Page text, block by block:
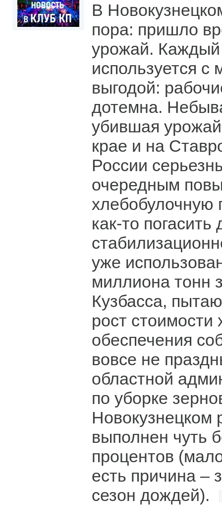
В
пора: пришло
урожай.
используется с
выгодой:
дотемна.
убившая
крае и на
России
очередным
хлебобулочную
как-то
уже
миллиона тонн
Кузбасса,
рост стоимости
обеспечения
вовсе не
областной
по уборке
Новокузнецком
выполнен чуть
процентов
есть причина –
сезон дождей).